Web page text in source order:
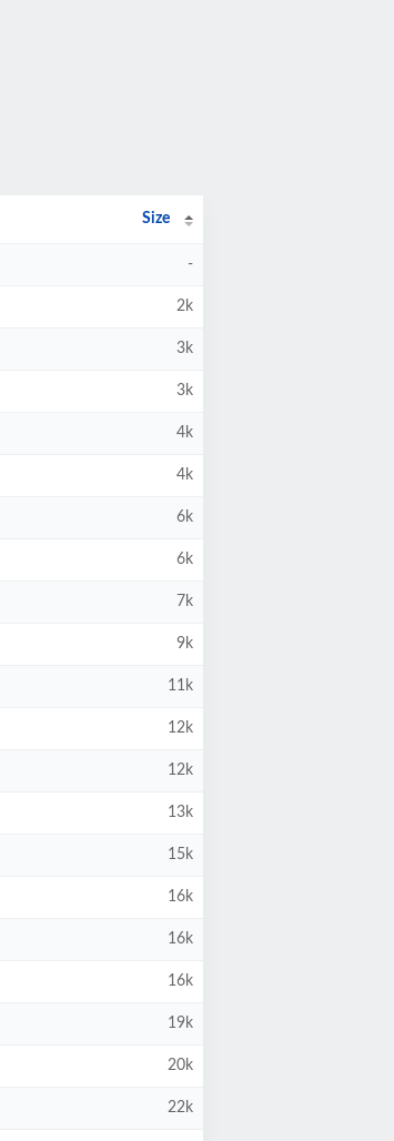
Size
-
2k
3k
3k
4k
4k
6k
6k
7k
9k
11k
12k
12k
13k
15k
16k
16k
16k
19k
20k
22k